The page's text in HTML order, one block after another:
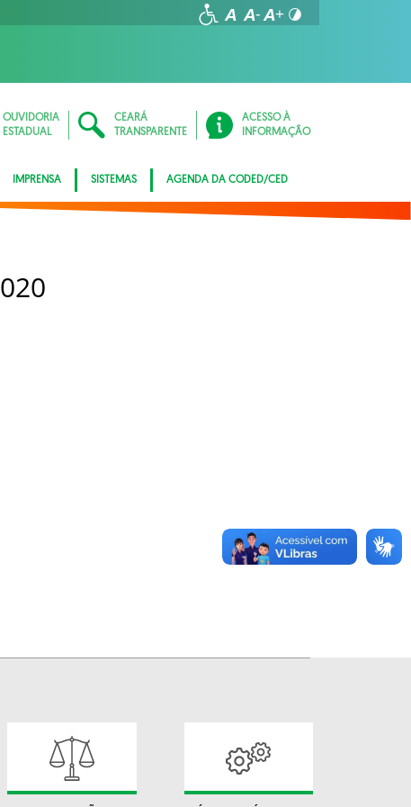
OUVIDORIA
ESTADUAL
CEARÁ
TRANSPARENTE
ACESSO À
INFORMAÇÃO
IMPRENSA SISTEMAS AGENDA DA CODED/CED